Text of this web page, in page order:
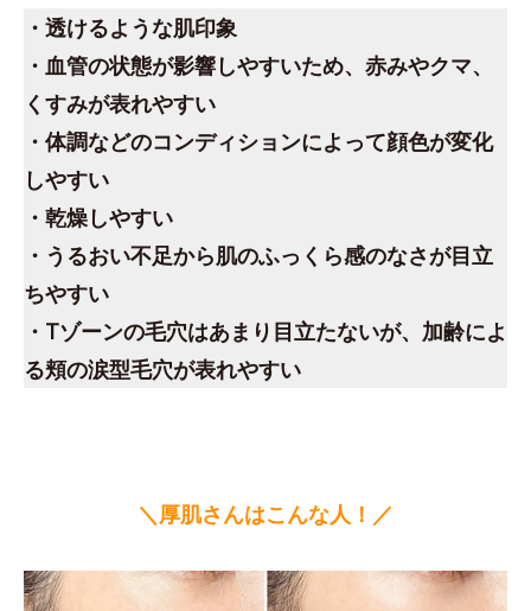
・透けるような肌印象
・血管の状態が影響しやすいため、赤みやクマ、
くすみが表れやすい
・体調などのコンディションによって顔色が変化
しやすい
・乾燥しやすい
・うるおい不足から肌のふっくら感のなさが目立
ちやすい
・Tゾーンの毛穴はあまり目立たないが、加齢によ
る頬の涙型毛穴が表れやすい
＼厚肌さんはこんな人！／